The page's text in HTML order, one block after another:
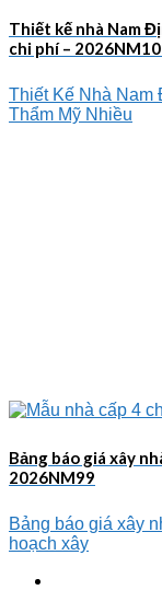
Thiết kế nhà Nam
chi phí –
Thiết Kế Nhà Nam
Thẩm Mỹ Nhiều
Bảng báo giá xây
2026NM99
Bảng báo giá xây
hoạch xây